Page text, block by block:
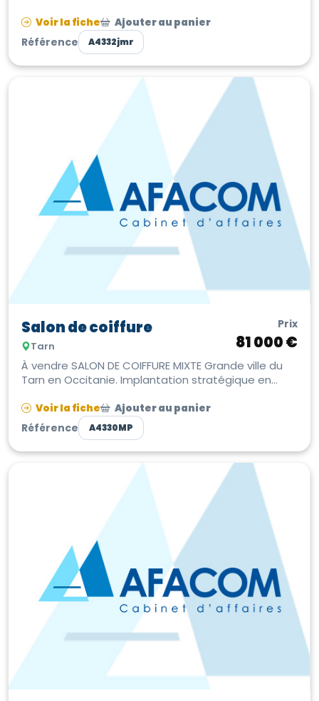
Voir la fiche Ajouter au panier
Référence A4332jmr
Salon de coiffure
Tarn
Prix
81 000 €
À vendre SALON DE COIFFURE MIXTE Grande ville du
Tarn en Occitanie. Implantation stratégique en
Voir la fiche Ajouter au panier
Référence A4330MP